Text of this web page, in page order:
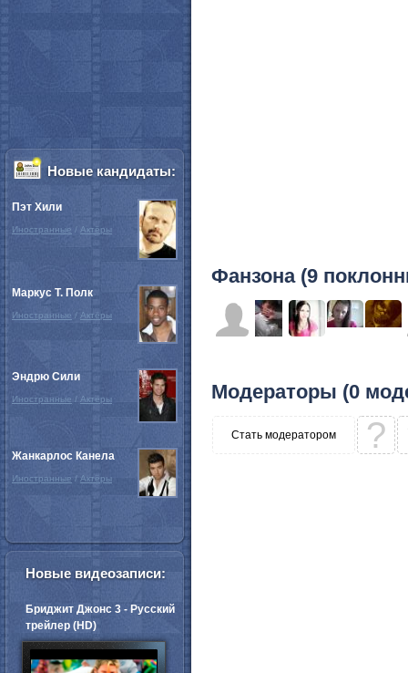
Фанзона (9
Модераторы (0
Стать модератором ?
Новые кандидаты:
Пэт Хили
Иностранные / Актёры
Маркус Т. Полк
Иностранные / Актёры
Эндрю Сили
Иностранные / Актёры
Жанкарлос Канела
Иностранные / Актёры
Новые видеозаписи:
Бриджит Джонс 3 - Русский
трейлер (HD)